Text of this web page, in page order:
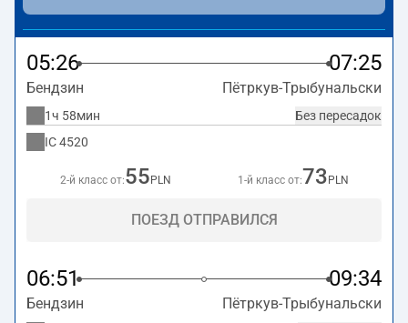
на станции Пётркув-Трыбунальски.
05:26 07:25
Бендзин Пётркув-Трыбунальски
Без пересадок
1ч 58мин
IC4520
2-й класс от:55 PLN 1-й класс от:73 PLN
ПОЕЗД ОТПРАВИЛСЯ
06:51 09:34
Бендзин Пётркув-Трыбунальски